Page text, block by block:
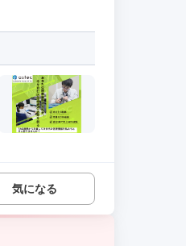
気になる